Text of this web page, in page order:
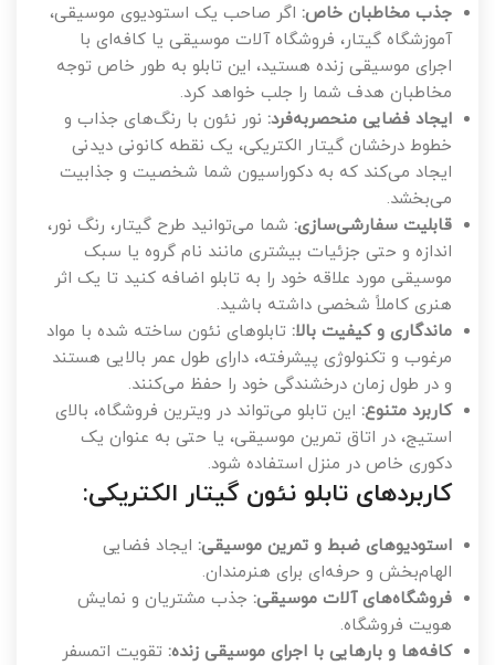
جذب مخاطبان خاص: اگر صاحب یک استودیوی موسیقی،
آموزشگاه گیتار، فروشگاه آلات موسیقی یا کافه‌ای با
اجرای موسیقی زنده هستید، این تابلو به طور خاص توجه
مخاطبان هدف شما را جلب خواهد کرد.
ایجاد فضایی منحصربه‌فرد: نور نئون با رنگ‌های جذاب و
خطوط درخشان گیتار الکتریکی، یک نقطه کانونی دیدنی
ایجاد می‌کند که به دکوراسیون شما شخصیت و جذابیت
می‌بخشد.
قابلیت سفارشی‌سازی: شما می‌توانید طرح گیتار، رنگ نور،
اندازه و حتی جزئیات بیشتری مانند نام گروه یا سبک
موسیقی مورد علاقه خود را به تابلو اضافه کنید تا یک اثر
هنری کاملاً شخصی داشته باشید.
ماندگاری و کیفیت بالا: تابلوهای نئون ساخته شده با مواد
مرغوب و تکنولوژی پیشرفته، دارای طول عمر بالایی هستند
و در طول زمان درخشندگی خود را حفظ می‌کنند.
کاربرد متنوع: این تابلو می‌تواند در ویترین فروشگاه، بالای
استیج، در اتاق تمرین موسیقی، یا حتی به عنوان یک
دکوری خاص در منزل استفاده شود.
کاربردهای تابلو نئون گیتار الکتریکی:
استودیوهای ضبط و تمرین موسیقی: ایجاد فضایی
الهام‌بخش و حرفه‌ای برای هنرمندان.
فروشگاه‌های آلات موسیقی: جذب مشتریان و نمایش
هویت فروشگاه.
کافه‌ها و بارهایی با اجرای موسیقی زنده: تقویت اتمسفر